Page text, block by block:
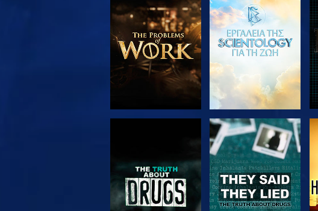
ΕΞΕΡΕΥΝΗΣΤΕ ΤΗ
ΣΕΙΡΑ
ΠΑΡΑΚΟΛΟΥΘΗΣΤΕ
ΠΑΡΑΚΟΛΟΥΘΗΣΤΕ